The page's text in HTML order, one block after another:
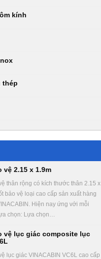
kính
thép
vệ 2.15 x 1.9m
thân rộng có kích thước thân 2.15 x
bảo vệ loại cao cấp sản xuất hàng
Hiện nay ứng với mỗi
chọn: Lựa chọn…
vệ lục giác composite lục
lục giác VINACABIN VC6L cao cấp